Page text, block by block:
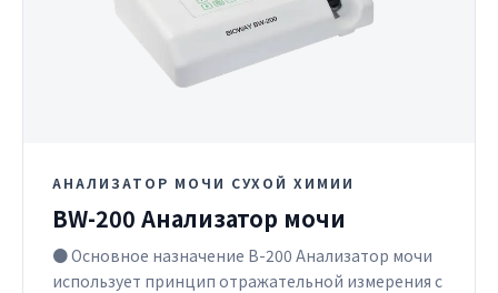
АНАЛИЗАТОР МОЧИ СУХОЙ ХИМИИ
BW-200 Анализатор мочи
● Основное назначение B-200 Анализатор мочи
использует принцип отражательной измерения с